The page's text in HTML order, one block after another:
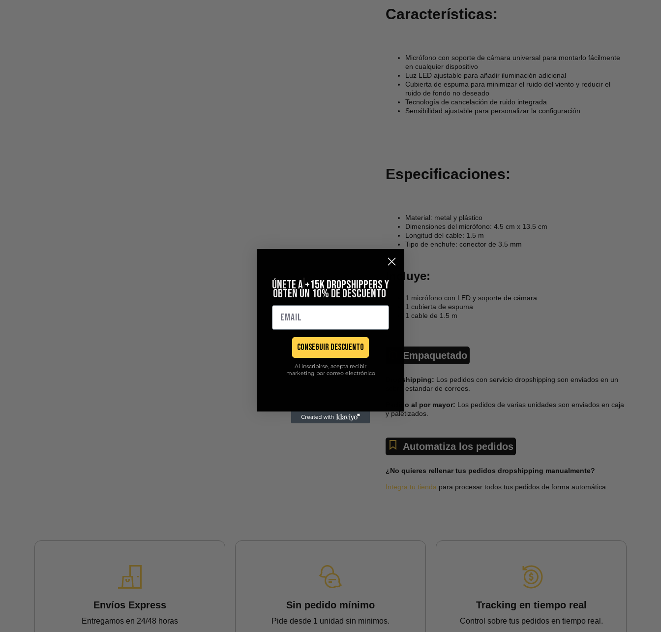
Características:
Micrófono con soporte de cámara universal para montarlo fácilmente
en cualquier dispositivo
Luz LED ajustable para añadir iluminación adicional
Cubierta de espuma para minimizar el ruido del viento y reducir el
ruido de fondo no deseado
Tecnología de cancelación de ruido integrada
Sensibilidad ajustable para personalizar la configuración
Especificaciones:
Material: metal y plástico
Dimensiones del micrófono: 4.5 cm x 13.5 cm
Longitud del cable: 1.5 m
Tipo de enchufe: conector de 3.5 mm
Incluye:
1 micrófono con LED y soporte de cámara
1 cubierta de espuma
1 cable de 1.5 m
Empaquetado
Dropshipping: Los pedidos con servicio dropshipping son enviados en un
sobre estandar de correos.
Pedido al por mayor: Los pedidos de varias unidades son enviados en caja
y paletizados.
Automatiza los pedidos
¿No quieres rellenar tus pedidos dropshipping manualmente?
Integra tu tienda para procesar todos tus pedidos de forma automática.
Envíos Express
Entregamos en 24/48 horas
Sin pedido mínimo
Pide desde 1 unidad sin minimos.
Tracking en tiempo real
Control sobre tus pedidos en tiempo real.
ÚNETE A+15k DROPSHIPPERSY
OBTEN UN 10% DE DESCUENTO
Conseguir descuento
Al inscribirse, acepta recibir
marketing por correo electrónico